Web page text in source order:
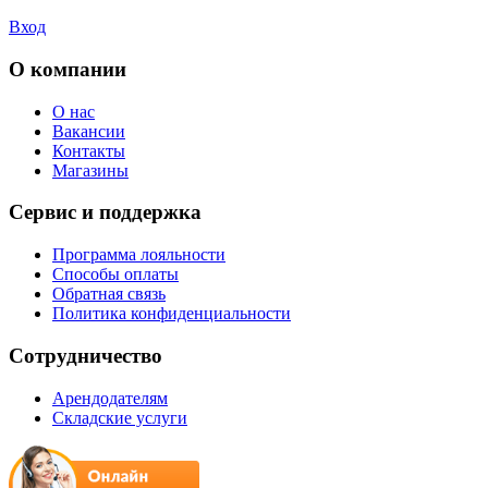
Вход
О компании
О нас
Вакансии
Контакты
Магазины
Сервис и поддержка
Программа лояльности
Способы оплаты
Обратная связь
Политика конфиденциальности
Сотрудничество
Арендодателям
Складские услуги